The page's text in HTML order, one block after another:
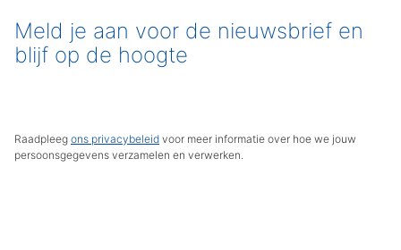
Meld je aan voor de nieuwsbrief en
blijf op de hoogte
Raadpleeg ons privacybeleid voor meer informatie over hoe we jouw
persoonsgegevens verzamelen en verwerken.